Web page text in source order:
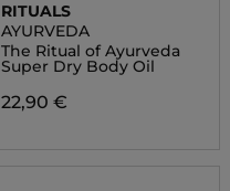
RITUALS
AYURVEDA
The Ritual of Ayurveda
Super Dry Body Oil
22,90 €